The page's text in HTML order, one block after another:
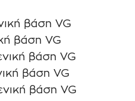
βάση VG
βάση VG
βάση VG
βάση VG
βάση VG